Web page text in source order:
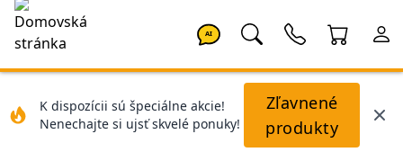
AI
K dispozícii sú špeciálne akcie!
Nenechajte si ujsť skvelé ponuky!
Zľavnené
produkty